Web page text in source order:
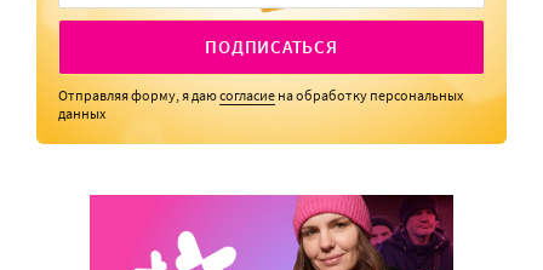
ПОДПИСАТЬСЯ
Отправляя форму, я даюсогласие на обработку персональных
данных